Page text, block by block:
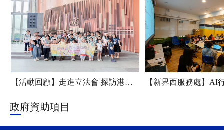
【活動回顧】走進立法會 探訪港科大——新家園協會「香江研學・少年探知」香港一日團圓滿舉行
政府資助項目